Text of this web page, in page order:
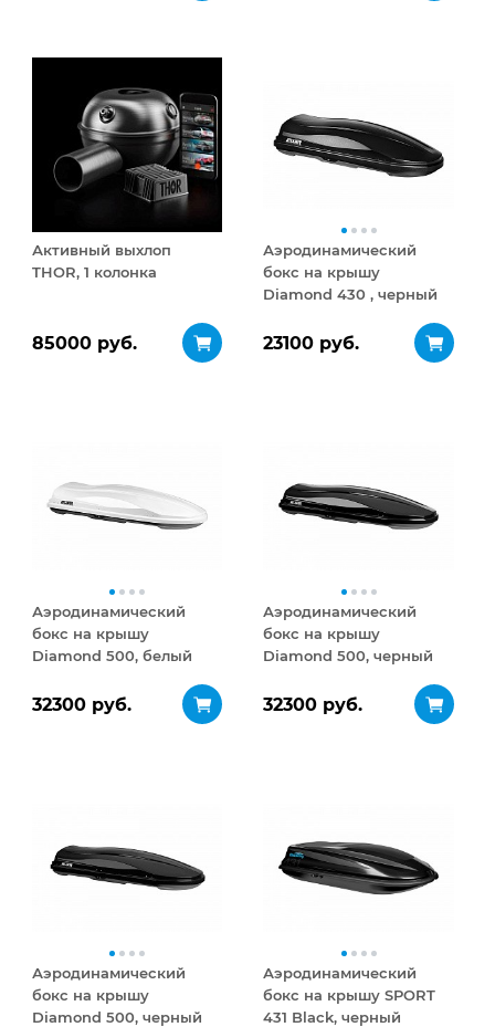
Активный выхлоп
THOR, 1 колонка
85000 руб.
Аэродинамический
бокс на крышу
Diamond 430 , черный
23100 руб.
Аэродинамический
бокс на крышу
Diamond 500, белый
32300 руб.
Аэродинамический
бокс на крышу
Diamond 500, черный
32300 руб.
Аэродинамический
бокс на крышу
Diamond 500, черный
Аэродинамический
бокс на крышу SPORT
431 Black, черный